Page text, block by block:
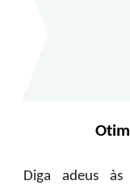
Diga adeus